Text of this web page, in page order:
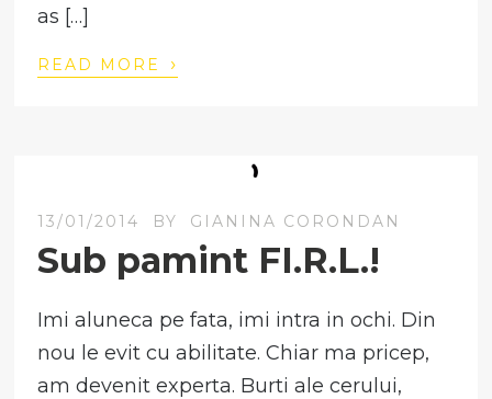
as […]
READ MORE ›
13/01/2014 BY GIANINA CORONDAN
Sub pamint FI.R.L.!
Imi aluneca pe fata, imi intra in ochi. Din
nou le evit cu abilitate. Chiar ma pricep,
am devenit experta. Burti ale cerului,